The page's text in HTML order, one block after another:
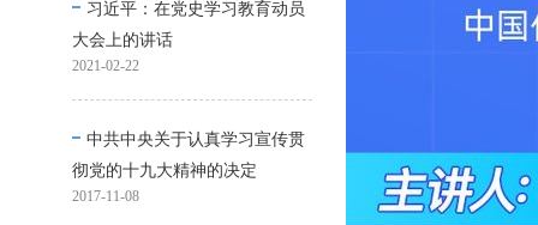
习近平：在党史学习教育动员
大会上的讲话
2021-02-22
中共中央关于认真学习宣传贯
彻党的十九大精神的决定
2017-11-08